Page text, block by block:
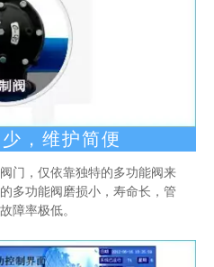
，维护简便
门，仅依靠独特的多功能阀来
多功能阀磨损小，寿命长，管
障率极低。